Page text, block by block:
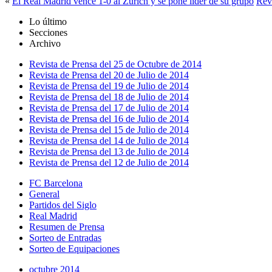
Lo último
Secciones
Archivo
Revista de Prensa del 25 de Octubre de 2014
Revista de Prensa del 20 de Julio de 2014
Revista de Prensa del 19 de Julio de 2014
Revista de Prensa del 18 de Julio de 2014
Revista de Prensa del 17 de Julio de 2014
Revista de Prensa del 16 de Julio de 2014
Revista de Prensa del 15 de Julio de 2014
Revista de Prensa del 14 de Julio de 2014
Revista de Prensa del 13 de Julio de 2014
Revista de Prensa del 12 de Julio de 2014
FC Barcelona
General
Partidos del Siglo
Real Madrid
Resumen de Prensa
Sorteo de Entradas
Sorteo de Equipaciones
octubre 2014